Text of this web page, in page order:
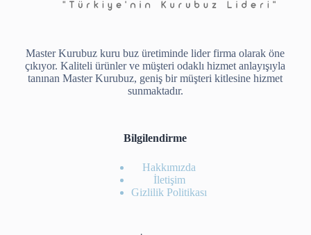
Master Kurubuz kuru buz üretiminde lider firma olarak öne
çıkıyor. Kaliteli ürünler ve müşteri odaklı hizmet anlayışıyla
tanınan Master Kurubuz, geniş bir müşteri kitlesine hizmet
sunmaktadır.
Bilgilendirme
Hakkımızda
İletişim
Gizlilik Politikası